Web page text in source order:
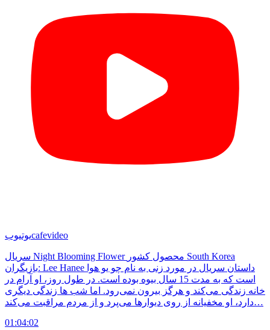
یوتیوبcafevideo
سریال Night Blooming Flower محصول کشور South Korea
بازیگران: Lee Hanee داستان سریال در مورد زنی به نام چو یو هوا
است که به مدت 15 سال بیوه بوده است. در طول روز، او آرام در
خانه زندگی می‌کند و هرگز بیرون نمی‌رود. اما شب ها زندگی دیگری
دارد، او مخفیانه از روی دیوارها می‌پرد و از مردم مراقبت می‌کند…
01:04:02